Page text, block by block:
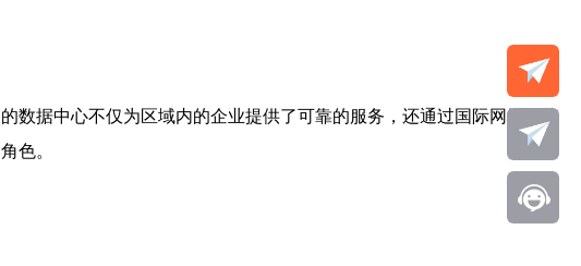
数据中心不仅为区域内的企业提供了可靠的服务，还通过国际网络连接
色。